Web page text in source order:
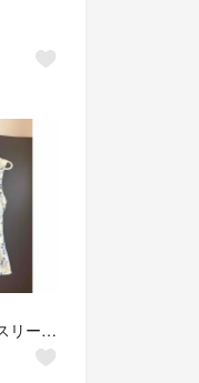
Tory Burch ノースリーブ ブラウス フルジップ